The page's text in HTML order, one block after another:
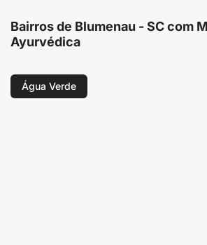
Bairros de Blumenau - SC com
Ayurvédica
Água Verde